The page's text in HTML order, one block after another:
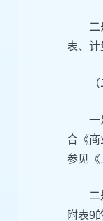
二
表、计
一
合《商
参见《
二
附表9